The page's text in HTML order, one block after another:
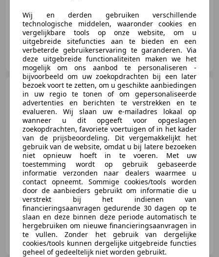
't Bergse Autohuis
NL-4624 BL BERGEN OP ZOOM
Daihatsu Sirion2 1.0 12V
Trend Elek.R 5Deurs Nieuwe Apk
€ 1.990
12/2006 147.092 km Benzine 51 kW (69 PK)
't Bergse Autohuis
NL-4624 BL BERGEN OP ZOOM
Wij en derden gebruiken verschillende
technologische middelen, waaronder cookies en
vergelijkbare tools op onze website, om u
uitgebreide sitefuncties aan te bieden en een
verbeterde gebruikerservaring te garanderen. Via
deze uitgebreide functionaliteiten maken we het
mogelijk om ons aanbod te personaliseren -
bijvoorbeeld om uw zoekopdrachten bij een later
bezoek voort te zetten, om u geschikte aanbiedingen
in uw regio te tonen of om gepersonaliseerde
advertenties en berichten te verstrekken en te
evalueren. Wij slaan uw e-mailadres lokaal op
wanneer u dit opgeeft voor opgeslagen
zoekopdrachten, favoriete voertuigen of in het kader
van de prijsbeoordeling. Dit vergemakkelijkt het
gebruik van de website, omdat u bij latere bezoeken
niet opnieuw hoeft in te voeren. Met uw
toestemming wordt op gebruik gebaseerde
informatie verzonden naar dealers waarmee u
contact opneemt. Sommige cookies/tools worden
door de aanbieders gebruikt om informatie die u
verstrekt bij het indienen van
financieringsaanvragen gedurende 30 dagen op te
slaan en deze binnen deze periode automatisch te
hergebruiken om nieuwe financieringsaanvragen in
te vullen. Zonder het gebruik van dergelijke
cookies/tools kunnen dergelijke uitgebreide functies
geheel of gedeeltelijk niet worden gebruikt.